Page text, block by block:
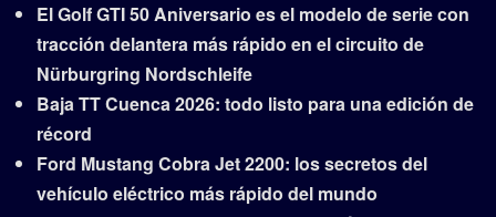
El Golf GTI 50 Aniversario es el modelo de serie con
tracción delantera más rápido en el circuito de
Nürburgring Nordschleife
Baja TT Cuenca 2026: todo listo para una edición de
récord
Ford Mustang Cobra Jet 2200: los secretos del
vehículo eléctrico más rápido del mundo